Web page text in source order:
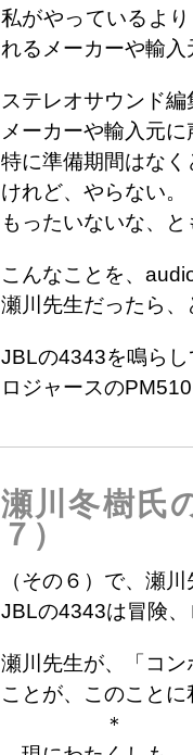
私がやっているよ
れるメーカーや輸
ステレオサウンド
メーカーや輸入元
特に準備期間はな
けれど、やらない。
もったいないな、と
こんなことを、
瀬川先生だったら
JBLの4343を鳴ら
ロジャースの
瀬川冬樹氏
７）
（その６）で、瀬
JBLの4343は冒険
瀬川先生が、「コ
ことが、このこと
＊